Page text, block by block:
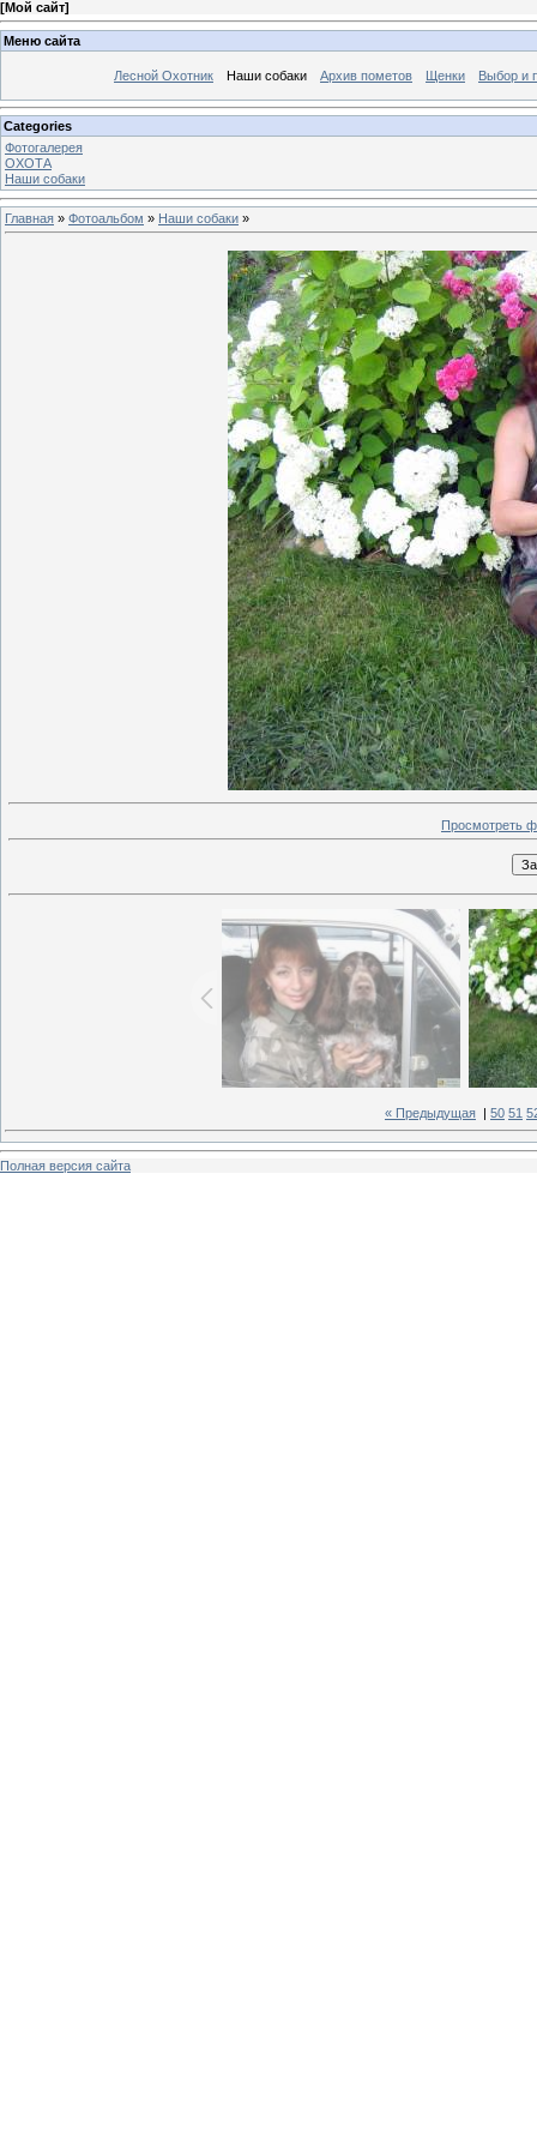
[Мой сайт]
Меню сайта
Лесной Охотник Наши собаки Архив пометов Щенки Выбор и
Categories
Фотогалерея
ОХОТА
Наши собаки
Главная » Фотоальбом » Наши собаки »
Просмотреть
« Предыдущая | 50 51
Полная версия сайта